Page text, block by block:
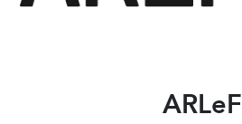
ARLeF